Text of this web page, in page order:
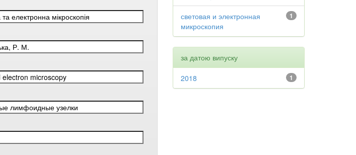
1
световая и электронная
микроскопия
за датою випуску
1
2018